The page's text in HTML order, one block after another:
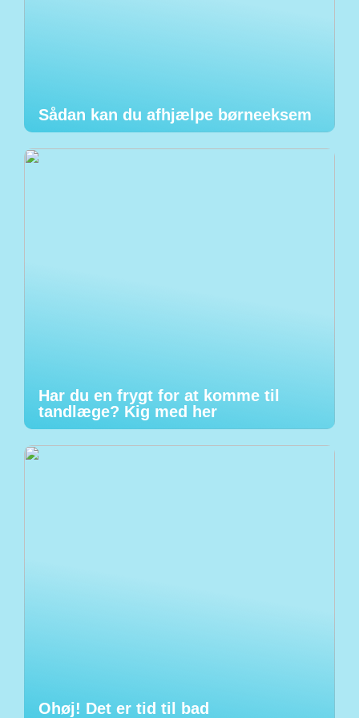
Sådan kan du afhjælpe børneeksem
Har du en frygt for at komme til
tandlæge? Kig med her
Ohøj! Det er tid til bad